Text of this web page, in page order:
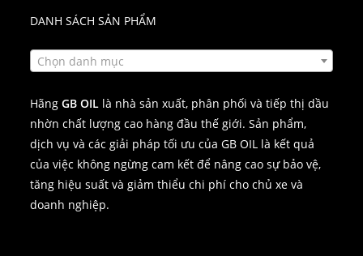
DANH SÁCH SẢN PHẨM
Chọn danh mục
HãngGB OIL là nhà sản xuất, phân phối và tiếp thị dầu
nhờn chất lượng cao hàng đầu thế giới. Sản phẩm,
dịch vụ và các giải pháp tối ưu của GB OIL là kết quả
của việc không ngừng cam kết để nâng cao sự bảo vệ,
tăng hiệu suất và giảm thiểu chi phí cho chủ xe và
doanh nghiệp.